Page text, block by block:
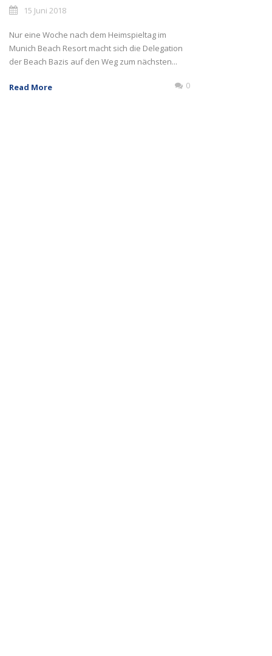
15 Juni 2018
Nur eine Woche nach dem Heimspieltag im
Munich Beach Resort macht sich die Delegation
der Beach Bazis auf den Weg zum nächsten...
Read More 0